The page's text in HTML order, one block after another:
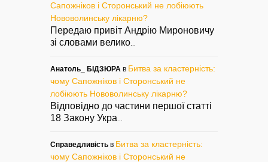
Сапожніков і Сторонський не лобіюють
Нововолинську лікарню?
Передаю привіт Андрію Мироновичу
зі словами велико
Анатоль_ БІДЗЮРА в Битва за кластерність:
чому Сапожніков і Сторонський не
лобіюють Нововолинську лікарню?
Відповідно до частини першої статті
18 Закону Укра
Справедливість в Битва за кластерність:
чому Сапожніков і Сторонський не